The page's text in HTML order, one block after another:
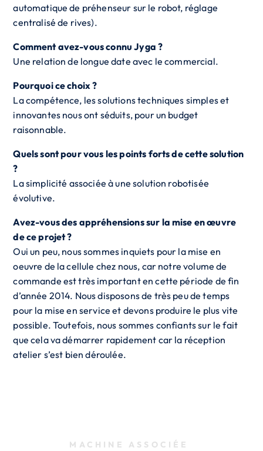
automatique de préhenseur sur le robot, réglage
centralisé de rives).
Comment avez-vous connu Jyga ?
Une relation de longue date avec le commercial.
Pourquoi ce choix ?
La compétence, les solutions techniques simples et
innovantes nous ont séduits, pour un budget
raisonnable.
Quels sont pour vous les points forts de cette solution
?
La simplicité associée à une solution robotisée
évolutive.
Avez-vous des appréhensions sur la mise en œuvre
de ce projet ?
Oui un peu, nous sommes inquiets pour la mise en
oeuvre de la cellule chez nous, car notre volume de
commande est très important en cette période de fin
d’année 2014. Nous disposons de très peu de temps
pour la mise en service et devons produire le plus vite
possible. Toutefois, nous sommes confiants sur le fait
que cela va démarrer rapidement car la réception
atelier s’est bien déroulée.
MACHINE ASSOCIÉE